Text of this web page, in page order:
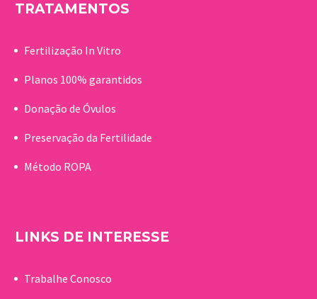
TRATAMENTOS
Fertilização In Vitro
Planos 100% garantidos
Donação de Óvulos
Preservação da Fertilidade
Método ROPA
LINKS DE INTERESSE
Trabalhe Conosco